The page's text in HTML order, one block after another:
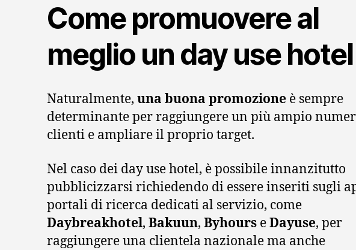
Come promuovere al
meglio un day use hotel
Naturalmente, una buona promozione è sempre
determinante per raggiungere un più ampio
clienti e ampliare il proprio target.
Nel caso dei day use hotel, è possibile innanzitutto
pubblicizzarsi richiedendo di essere inseriti sugli
portali di ricerca dedicati al servizio, come
Daybreakhotel, Bakuun, Byhours eDayuse, per
raggiungere una clientela nazionale ma anche